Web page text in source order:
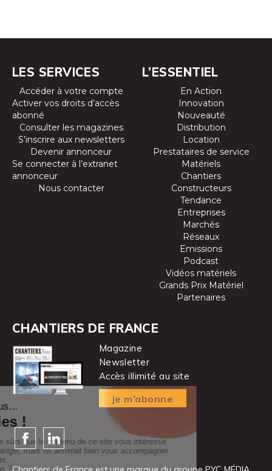
LES SERVICES
Accéder à votre compte
Activer vos droits d’accès
abonné
Consulter les magazines
S’inscrire aux newsletters
Devenir annonceur
Se connecter à l’extranet
annonceur
Nous contacter
L’ESSENTIEL
En Action
Innovation
Nouveauté
Distribution
Location
Prestataires de service
Matériels
Chantiers
Constructeurs
Tendance
Entreprises
Marchés
Réseaux
Emissions
Podcast
Vidéos matériels
Grands Prix Matériel
Partenaires
CHANTIERS DE FRANCE
Magazine
Newsletter
Accès illimité au site
je m’abonne